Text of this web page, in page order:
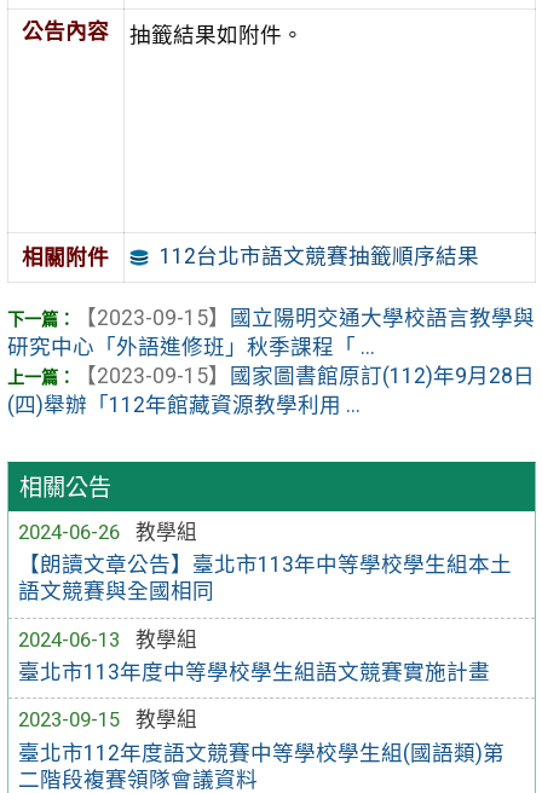
相關公告
2024-06-26
教學組
【朗讀文章公告】臺北市113年中等學校學生組本土
語文競賽與全國相同
2024-06-13
教學組
臺北市113年度中等學校學生組語文競賽實施計畫
2023-09-15
教學組
臺北市112年度語文競賽中等學校學生組(國語類)第
二階段複賽領隊會議資料
公告內容
抽籤結果如附件。
相關附件 112台北市語文競賽抽籤順序結果
【2023-09-15】
國立陽明交通大學校語言教學與
研究中心「外語進修班」秋季課程「 ...
【2023-09-15】
國家圖書館原訂(112)年9月28日
(四)舉辦「112年館藏資源教學利用 ...